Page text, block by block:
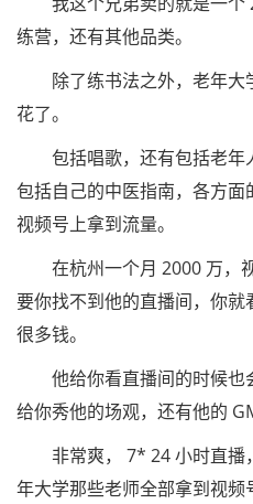
练营，还有其他品类。
除了练书法之外，老年大
花了。
包括唱歌，还有包括老年
包括自己的中医指南，各方
视频号上拿到流量。
在杭州一个月 2000 万，
要你找不到他的直播间，你
很多钱。
他给你看直播间的时候也
给你秀他的场观，还有他的
非常爽， 7* 24 小时直播
年大学那些老师全部拿到视